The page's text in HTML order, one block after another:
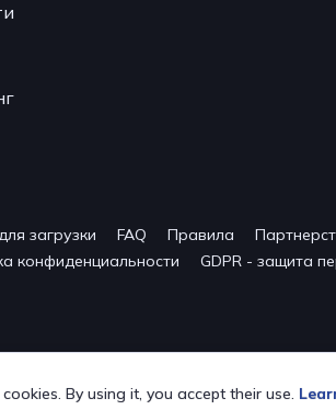
By using it, you accept their use.
загрузки FAQ Правила
конфиденциальности
GDPR - защита